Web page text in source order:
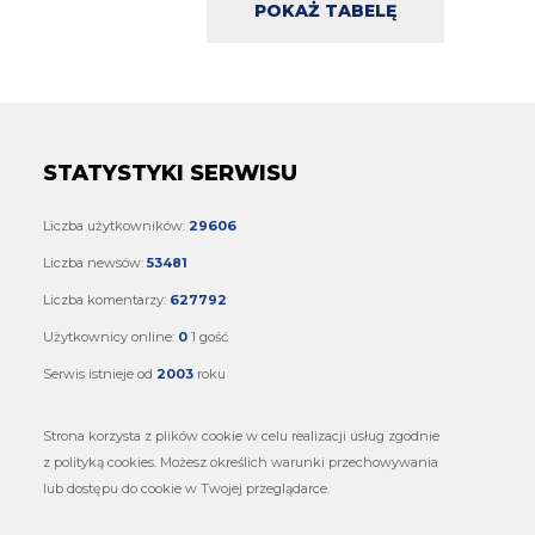
POKAŻ TABELĘ
STATYSTYKI SERWISU
Liczba użytkowników: 29606
Liczba newsów: 53481
Liczba komentarzy: 627792
Użytkownicy online: 0 1 gość
Serwis istnieje od 2003 roku
Strona korzysta z plików cookie w celu realizacji usług zgodnie
z polityką cookies. Możesz określich warunki przechowywania
lub dostępu do cookie w Twojej przeglądarce.